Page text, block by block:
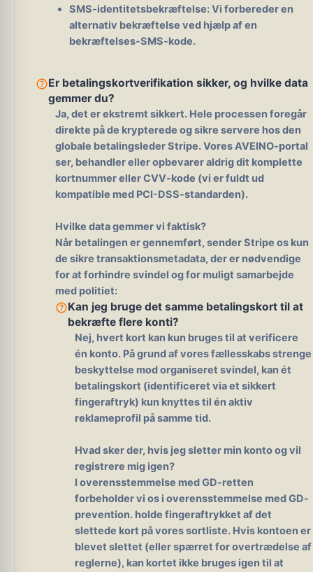
SMS-identitetsbekræftelse:Vi forbereder en
alternativ bekræftelse ved hjælp af en
bekræftelses-SMS-kode.
help_outlineEr betalingskortverifikation sikker, og hvilke data
gemmer du?
Ja, det er ekstremt sikkert. Hele processen foregår
direkte på de krypterede og sikre servere hos den
globale betalingsleder Stripe. Vores AVEINO-portal
ser, behandler eller opbevarer aldrig dit komplette
kortnummer eller CVV-kode (vi er fuldt ud
kompatible med PCI-DSS-standarden).
Hvilke data gemmer vi faktisk?
Når betalingen er gennemført, sender Stripe os kun
de sikre transaktionsmetadata, der er nødvendige
for at forhindre svindel og for muligt samarbejde
med politiet:
help_outlineKan jeg bruge det samme betalingskort til at
bekræfte flere konti?
Nej, hvert kort kan kun bruges til at verificere
én konto. På grund af vores fællesskabs strenge
beskyttelse mod organiseret svindel, kan ét
betalingskort (identificeret via et sikkert
fingeraftryk) kun knyttes til én aktiv
reklameprofil på samme tid.
Hvad sker der, hvis jeg sletter min konto og vil
registrere mig igen?
I overensstemmelse med GD-retten
forbeholder vi os i overensstemmelse med GD-
prevention. holde fingeraftrykket af det
slettede kort på vores sortliste. Hvis kontoen er
blevet slettet (eller spærret for overtrædelse af
reglerne), kan kortet ikke bruges igen til at